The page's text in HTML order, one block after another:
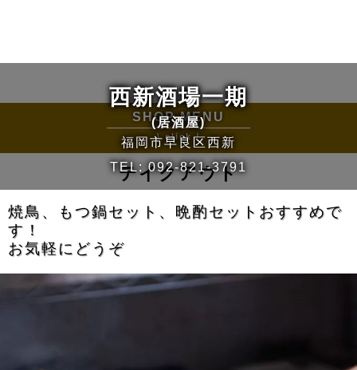
西新酒場一期
(居酒屋)
福岡市早良区西新
TEL:092-821-3791
SHOP MENU
\ click /
テイクアウト
焼鳥、もつ鍋セット、晩酌セットおすすめで
す！
お気軽にどうぞ